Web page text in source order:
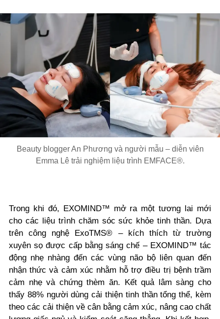
Beauty blogger An Phương và người mẫu – diễn viên
Emma Lê trải nghiệm liệu trình EMFACE®.
Trong khi đó, EXOMIND™ mở ra một tương lai mới
cho các liệu trình chăm sóc sức khỏe tinh thần. Dựa
trên công nghệ ExoTMS® – kích thích từ trường
xuyên sọ được cấp bằng sáng chế – EXOMIND™ tác
động nhẹ nhàng đến các vùng não bộ liên quan đến
nhận thức và cảm xúc nhằm hỗ trợ điều trị bệnh trầm
cảm nhẹ và chứng thèm ăn. Kết quả lâm sàng cho
thấy 88% người dùng cải thiện tinh thần tổng thể, kèm
theo các cải thiện về cân bằng cảm xúc, nâng cao chất